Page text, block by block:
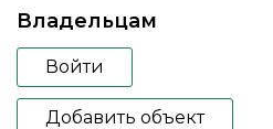
Владельцам
Войти
Добавить объект